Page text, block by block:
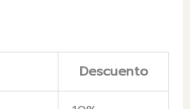
Descuento